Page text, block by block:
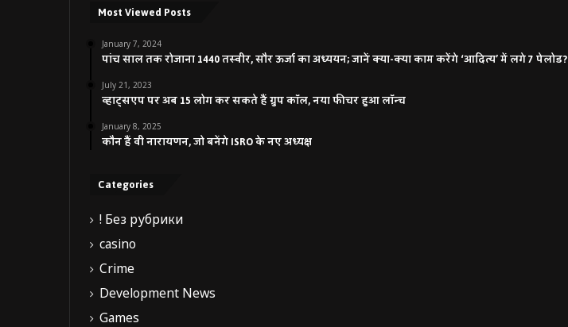
Most Viewed Posts
January 7, 2024
पांच साल तक रोजाना 1440 तस्वीर, सौर ऊर्जा का अध्ययन; जानें क्या-क्या काम करेंगे ‘आदित्य’ में लगे 7 पेलोड?
July 21, 2023
व्हाट्सएप पर अब 15 लोग कर सकते हैं ग्रुप कॉल, नया फीचर हुआ लॉन्च
January 8, 2025
कौन हैं वी नारायणन, जो बनेंगे ISRO के नए अध्यक्ष
Categories
! Без рубрики
casino
Crime
Development News
Games